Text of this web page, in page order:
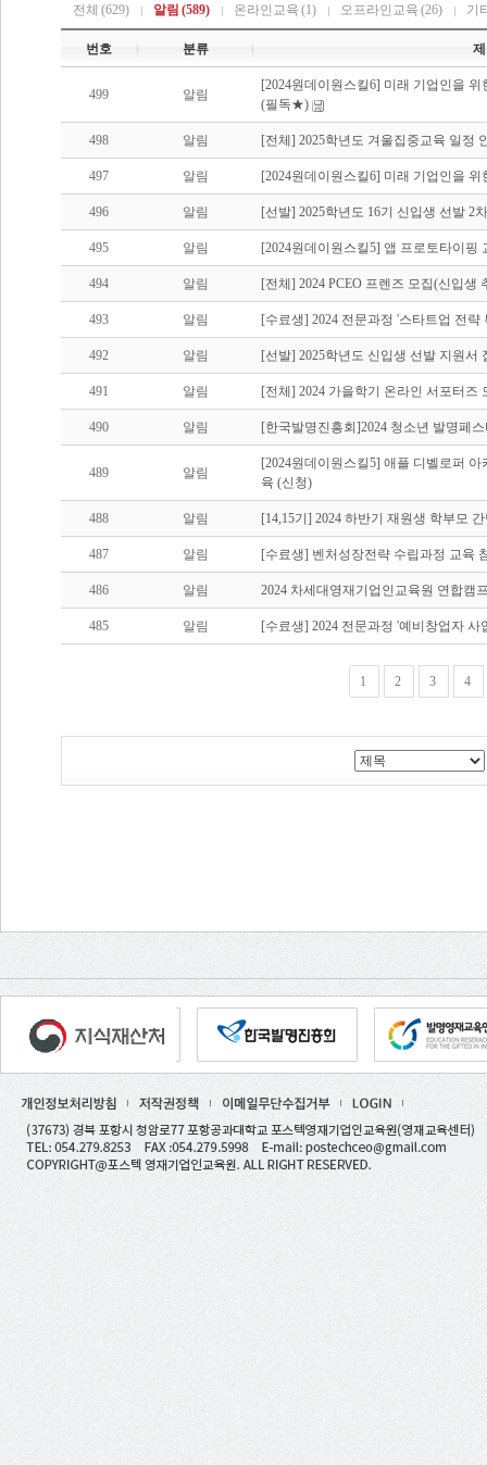
전체 (629) 알림 (589) 온라인교육 (1) 오프라인교육 (26) 기
번호 분류
499 알림
[2024원데이원스킬6] 미래 기업인을
(필독★)
498 알림 [전체] 2025학년도 겨울집중교육 일정
497 알림 [2024원데이원스킬6] 미래 기업인을
496 알림 [선발] 2025학년도 16기 신입생 선발 2
495 알림 [2024원데이원스킬5] 앱 프로토타이
494 알림 [전체] 2024 PCEO 프렌즈 모집(신입생
493 알림 [수료생] 2024 전문과정 '스타트업 전
492 알림 [선발] 2025학년도 신입생 선발 지원서
491 알림 [전체] 2024 가을학기 온라인 서포터즈
490 알림 [한국발명진흥회]2024 청소년 발명페
489 알림
[2024원데이원스킬5] 애플 디벨로퍼
육 (신청)
488 알림 [14,15기] 2024 하반기 재원생 학부모
487 알림 [수료생] 벤처성장전략 수립과정 교육
486 알림 2024 차세대영재기업인교육원 연합캠
485 알림 [수료생] 2024 전문과정 '예비창업자
1 2 3 4